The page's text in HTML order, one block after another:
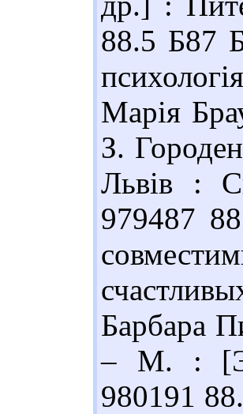
88.5 Б87
Марія
З.
Львів :
979487
Барбара
– М. :
980191